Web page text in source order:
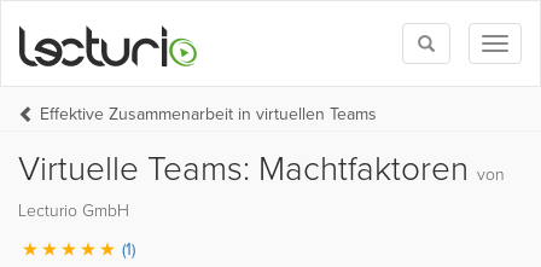
Toggle
search
Effektive Zusammenarbeit in virtuellen Teams
Virtuelle Teams: Machtfaktoren von
Lecturio GmbH
(1)